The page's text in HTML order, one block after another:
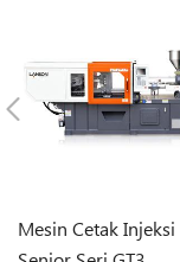
Mesin Cetak